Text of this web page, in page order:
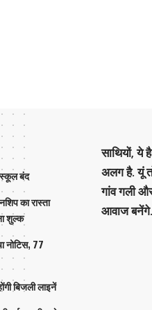
स्कूल बंद
का रास्ता
शुल्क
नोटिस, 77
बिजली लाइनें
साथियों, ये
अलग है. यूं
गांव गली
आवाज